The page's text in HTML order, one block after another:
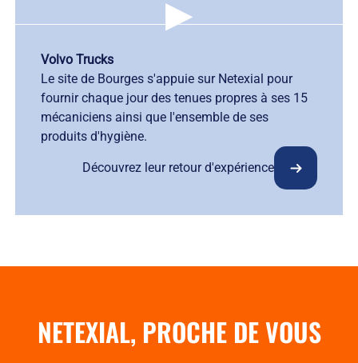
▶
Volvo Trucks
Le site de Bourges s'appuie sur Netexial pour
fournir chaque jour des tenues propres à ses 15
mécaniciens ainsi que l'ensemble de ses
produits d'hygiène.
Découvrez leur retour d'expérience
NETEXIAL, PROCHE DE VOUS